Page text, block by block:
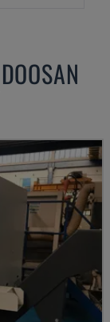
DOOSAN